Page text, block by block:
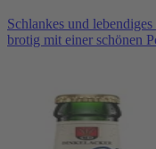
Schlankes und
brotig mit einer schönen